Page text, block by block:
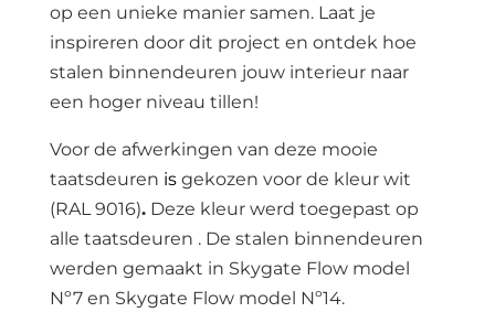
op een unieke manier samen. Laat je
inspireren door dit project en ontdek hoe
stalen binnendeuren jouw interieur naar
een hoger niveau tillen!
Voor de afwerkingen van deze mooie
taatsdeuren is gekozen voor de kleur wit
(RAL 9016).Deze kleur werd toegepast op
alle taatsdeuren . De stalen binnendeuren
werden gemaakt in Skygate Flow model
Nº7 en Skygate Flow model Nº14.